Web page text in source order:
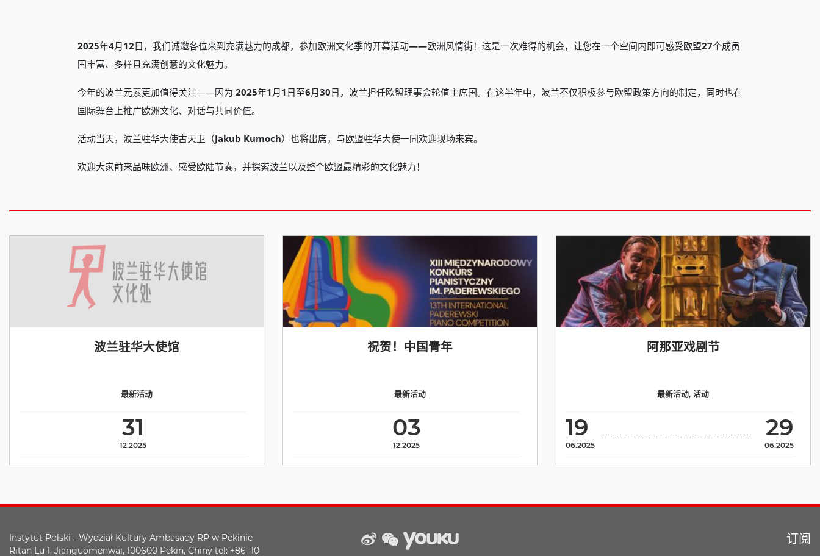
2025年4月12日，我们诚邀各位来到充满魅力的成都，参加欧洲文化季的开幕活动——欧洲风情街！这是一次难得的机会，让您在一个空间内即可感受欧盟27个成员
国丰富、多样且充满创意的文化魅力。
今年的波兰元素更加值得关注——因为 2025年1月1 日至6月30日，波兰担任欧盟理事会轮值主席国。在这半年中，波兰不仅积极参与欧盟政策方向的制定，同时也在
国际舞台上推广欧洲文化、对话与共同价值。
活动当天，波兰驻华大使古天卫（Jakub Kumoch）也将出席，与欧盟驻华大使一同欢迎现场来宾。
欢迎大家前来品味欧洲、感受欧陆节奏，并探索波兰以及整个欧盟最精彩的文化魅力！
波兰驻华大使馆
31
12.2025
最新活动
祝贺！中国青年
03
12.2025
最新活动
阿那亚戏剧节
19
06.2025
29
06.2025
最新活动,活动
Instytut Polski - Wydział Kultury Ambasady RP w Pekinie
Ritan Lu 1, Jianguomenwai, 100600 Pekin, Chiny tel: +86 10
订阅